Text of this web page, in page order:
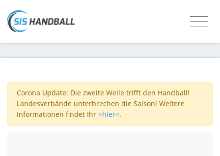
Corona Update: Die zweite Welle trifft den Handball!
Landesverbände unterbrechen die Saison! Weitere
Informationen findet Ihr >hier<.